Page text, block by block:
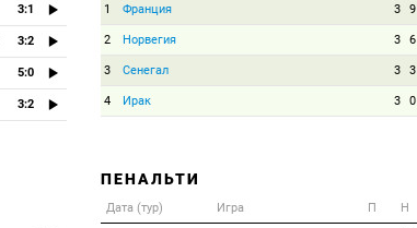
3:1
3:2
5:0
3:2
1 Франция 3 9
2 Норвегия 3 6
3 Сенегал 3 3
4 Ирак 3 0
ПЕНАЛЬТИ
Дата (тур) Игра П Н